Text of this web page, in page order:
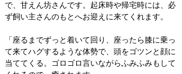
で、甘えん坊さんです。起床時や帰宅時には、必
ず飼い主さんのもとへお迎えに来てくれます。
「座るまでずっと着いて回り、座ったら膝に乗っ
て来てハグするような体勢で、頭をゴツンと顔に
当ててくる。ゴロゴロ言いながらふみふみもして